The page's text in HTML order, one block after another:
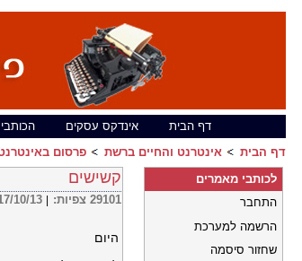
דף הבית אינדקס עסקים
דף הבית
אינטרנט והחיים ברשת פרסום
קשישים
10/13 צפיות: 29101
היום
לכותבי מאמרים
התחבר
הרשמה למערכת
שחזור סיסמה